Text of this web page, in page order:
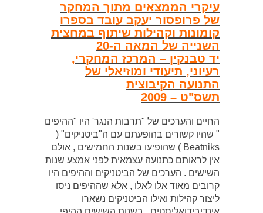
עיקרי הממצאים מתוך המחקר
של פרופסור יעקב עובד בספרו
קומונות וקהילות שיתוף במחצית
השנייה של המאה ה-20
יד טבנקין – המרכז המחקרי,
רעיוני, תיעודי ומוזיאלי של
התנועה הקיבוצית
תשס"ט – 2009
החיים והערכים של "תרבות הנגר' היו "ההיפים
" שהיו קשורים בהופעתם עם ה"ביטניקים" (
Beatniks ) שהופיעו בשנות החמישים , אולם
אין לראותם כתנועה עצמאית לפני אמצע שנות
השישים . הערכים של הביטניקים וההיפים היו
קרובים מאוד אלו לאלו , אלא שההיפים ניסו
ליצור קהילות ואילו הביטניקים נשארו